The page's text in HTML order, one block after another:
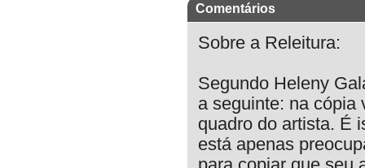
Comentários
Sobre a Releitura:
Segundo Heleny
a seguinte: na cópia
quadro do artista. É
está apenas